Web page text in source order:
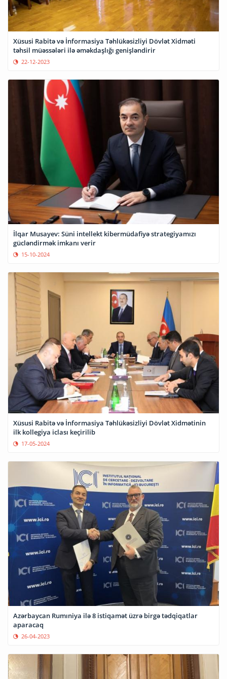
Xüsusi Rabitə və İnformasiya Təhlükəsizliyi Dövlət Xidməti
təhsil müəssələri ilə əməkdaşlığı genişləndirir
22-12-2023
İlqar Musayev: Süni intellekt kibermüdafiyə strategiyamızı
gücləndirmək imkanı verir
15-10-2024
Xüsusi Rabitə və İnformasiya Təhlükəsizliyi Dövlət Xidmətinin
ilk kollegiya iclası keçirilib
17-05-2024
Azərbaycan Rumıniya ilə 8 istiqamət üzrə birgə tədqiqatlar
aparacaq
26-04-2023